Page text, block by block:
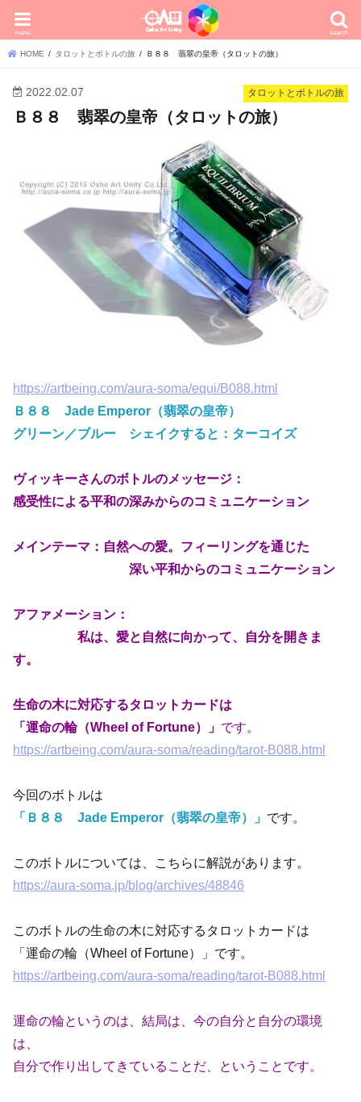
search
menu
HOME タロットとボトルの旅 Ｂ８８ 翡翠の皇帝（タロットの旅）
タロットとボトルの旅
2022.02.07
Ｂ８８ 翡翠の皇帝（タロットの旅）
https://artbeing.com/aura-soma/equi/B088.html
Ｂ８８ Jade Emperor（翡翠の皇帝）
グリーン／ブルー シェイクすると：ターコイズ
ヴィッキーさんのボトルのメッセージ：
感受性による平和の深みからのコミュニケーション
メインテーマ：自然への愛。フィーリングを通じた
深い平和からのコミュニケーション
アファメーション：
私は、愛と自然に向かって、自分を開きま
す。
生命の木に対応するタロットカードは
「運命の輪（Wheel of Fortune）」 です。
https://artbeing.com/aura-soma/reading/tarot-B088.html
今回のボトルは
「Ｂ８８ Jade Emperor（翡翠の皇帝）」 です。
このボトルについては、こちらに解説があります。
https://aura-soma.jp/blog/archives/48846
このボトルの生命の木に対応するタロットカードは
「運命の輪（Wheel of Fortune）」です。
https://artbeing.com/aura-soma/reading/tarot-B088.html
運命の輪というのは、結局は、今の自分と自分の環境
は、
自分で作り出してきていることだ、ということです。